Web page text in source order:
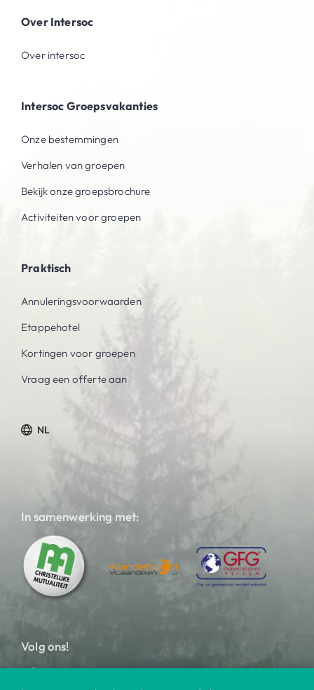
Over Intersoc
Over intersoc
Intersoc Groepsvakanties
Onze bestemmingen
Verhalen van groepen
Bekijk onze groepsbrochure
Activiteiten voor groepen
Praktisch
Annuleringsvoorwaarden
Etappehotel
Kortingen voor groepen
Vraag een offerte aan
NL
In samenwerking met:
Volg ons!